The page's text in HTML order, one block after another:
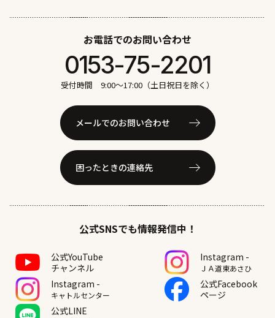
# 昆布干し
# 根室のオススメ食べ物
# 根室十景
# 海産物 # 潮干狩り # 焼肉
# 自然 # 花火 # 観る # 観光
# 遊ぶ
# 酪農体験 # 鉄板焼き # 食べる
お電話でのお問い合わせ
0153-75-2201
受付時間 9:00〜17:00（土日祝日を除く）
メールでのお問い合わせ
困ったときの連絡先
公式SNSでも情報発信中！
公式YouTube
チャンネル
Instagram -
ＪＡ道東あさひ
Instagram -
キャトルセンター
公式Facebook
ページ
公式LINE